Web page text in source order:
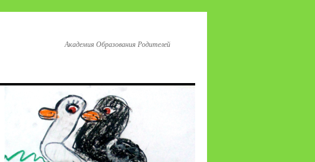
Академия Образования Родителей